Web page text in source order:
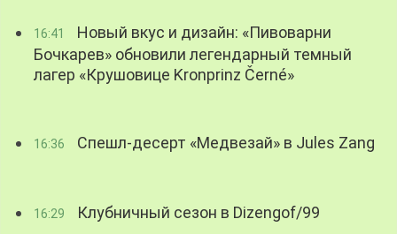
16:41
Новый вкус и дизайн: «Пивоварни
Бочкарев» обновили легендарный темный
лагер «Крушовице Kronprinz Černé»
16:36 Спешл-десерт «Медвезай» в Jules Zang
16:29 Клубничный сезон в Dizengof/99